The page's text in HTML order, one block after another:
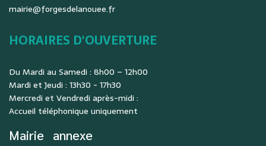
mairie@forgesdelanouee.fr
HORAIRES D'OUVERTURE
Du Mardi au Samedi : 8h00 – 12h00
Mardi et Jeudi : 13h30 - 17h30
Mercredi et Vendredi après-midi :
Accueil téléphonique uniquement
Mairie annexe